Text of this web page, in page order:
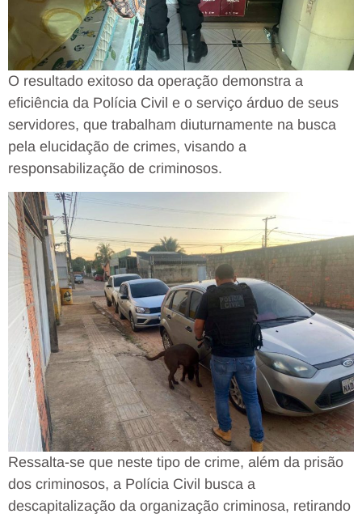
O resultado exitoso da operação demonstra a
eficiência da Polícia Civil e o serviço árduo de seus
servidores, que trabalham diuturnamente na busca
pela elucidação de crimes, visando a
responsabilização de criminosos.
Ressalta-se que neste tipo de crime, além da prisão
dos criminosos, a Polícia Civil busca a
descapitalização da organização criminosa, retirando